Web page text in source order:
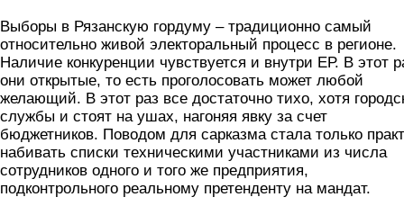
Выборы в Рязанскую гордуму – традиционно самый
относительно живой электоральный процесс в регионе.
Наличие конкуренции чувствуется и внутри ЕР. В этот
они открытые, то есть проголосовать может любой
желающий. В этот раз все достаточно тихо, хотя
службы и стоят на ушах, нагоняя явку за счет
бюджетников. Поводом для сарказма стала только
набивать списки техническими участниками из числа
сотрудников одного и того же предприятия,
подконтрольного реальному претенденту на мандат.